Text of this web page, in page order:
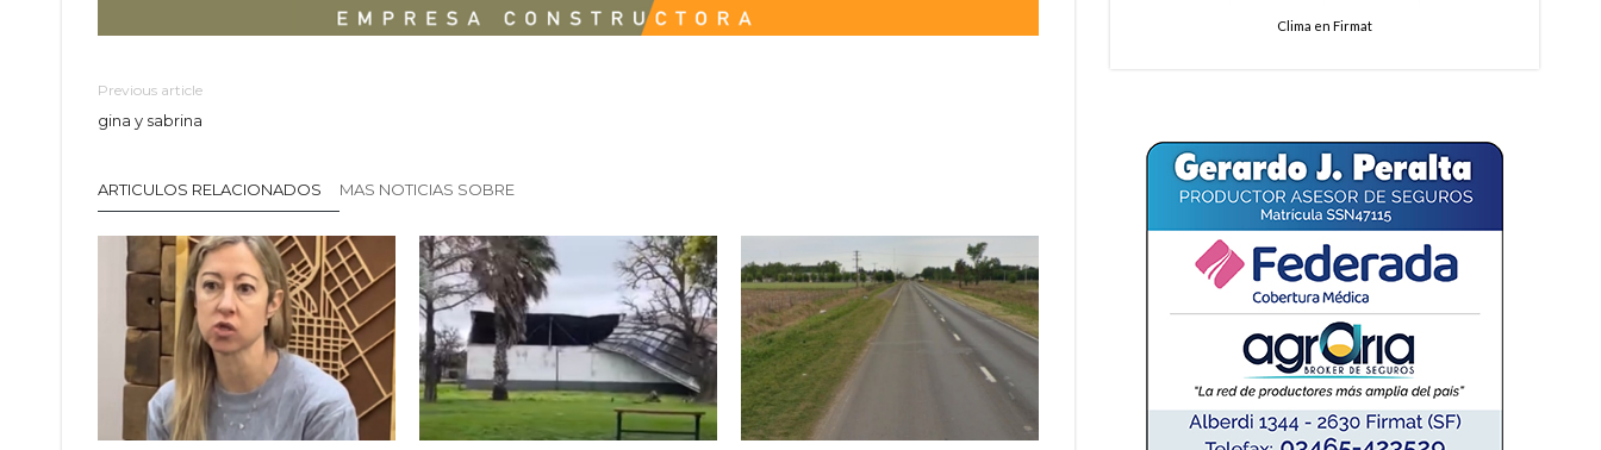
Previous article
gina y sabrina
ARTICULOS RELACIONADOS MAS NOTICIAS SOBRE
Clima en Firmat